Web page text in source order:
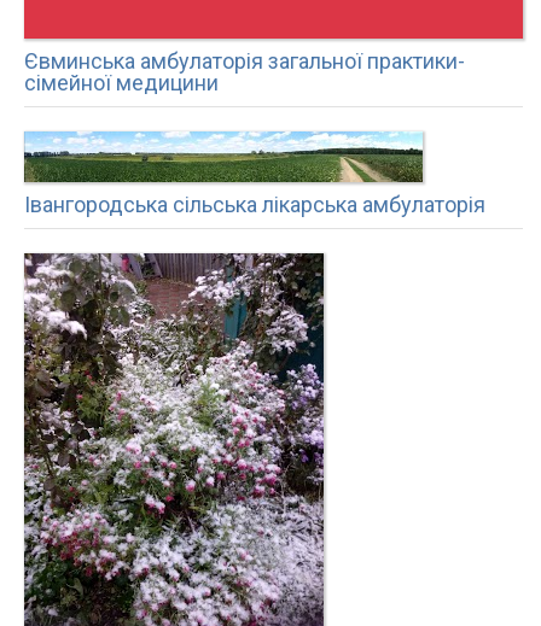
Євминська амбулаторія загальної практики-
сімейної медицини
Івангородська сільська лікарська амбулаторія